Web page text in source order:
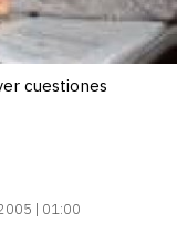
cuestiones
| 01:00